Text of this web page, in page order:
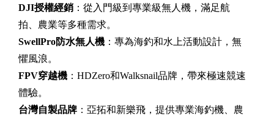
DJI授權經銷 ：從入門級到專業級無人機，滿足航
拍、農業等多種需求。
SwellPro防水無人機 ：專為海釣和水上活動設計，無
懼風浪。
FPV穿越機 ：HDZero和Walksnail品牌，帶來極速競速
體驗。
台灣自製品牌 ：亞拓和新樂飛，提供專業海釣機、農